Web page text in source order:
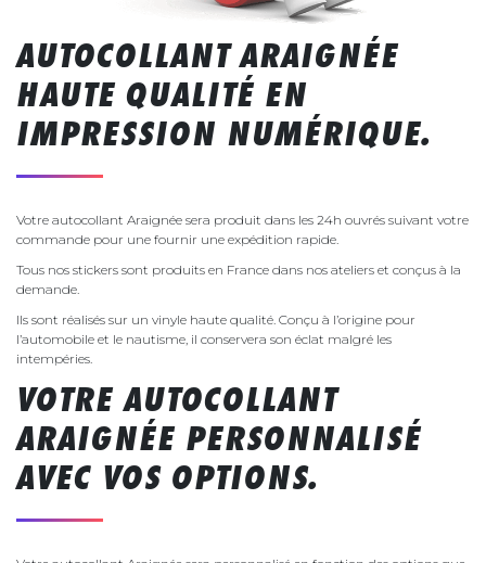
AUTOCOLLANT ARAIGNÉE
HAUTE QUALITÉ EN
IMPRESSION NUMÉRIQUE.
Votre autocollant Araignée sera produit dans les 24h ouvrés suivant votre
commande pour une fournir une expédition rapide.
Tous nos stickers sont produits en France dans nos ateliers et conçus à la
demande.
Ils sont réalisés sur un vinyle haute qualité. Conçu à l’origine pour
l’automobile et le nautisme, il conservera son éclat malgré les
intempéries.
VOTRE AUTOCOLLANT
ARAIGNÉE PERSONNALISÉ
AVEC VOS OPTIONS.